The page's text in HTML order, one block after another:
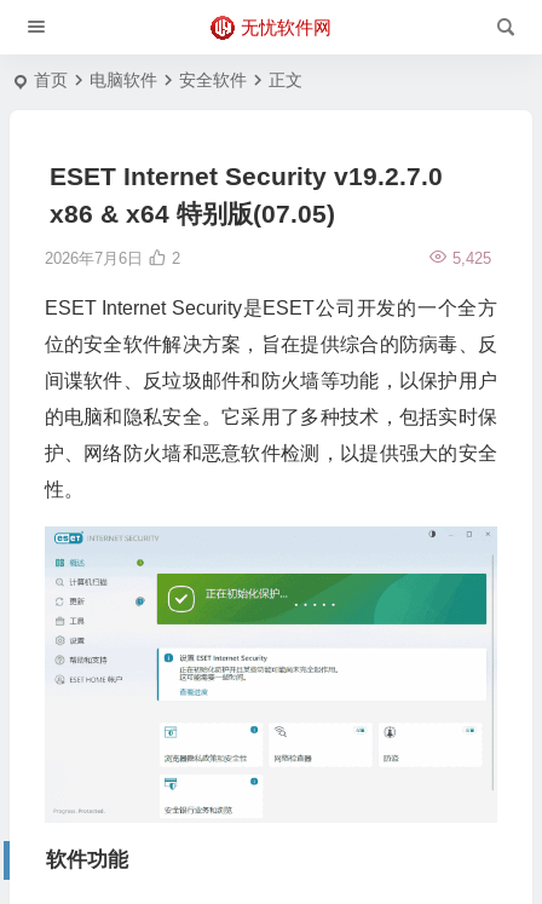
无忧软件网
首页 电脑软件 安全软件 正文
ESET Internet Security v19.2.7.0
x86 & x64 特别版(07.05)
2026年7月6日 5,425
2
ESET Internet Security是ESET公司开发的一个全方
位的安全软件解决方案，旨在提供综合的防病毒、反
间谍软件、反垃圾邮件和防火墙等功能，以保护用户
的电脑和隐私安全。它采用了多种技术，包括实时保
护、网络防火墙和恶意软件检测，以提供强大的安全
性。
软件功能